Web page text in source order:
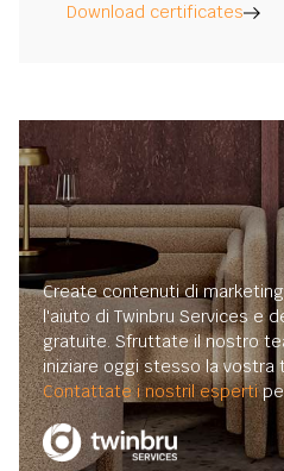
Download certificates
Create contenuti di
l'aiuto di Twinbru Services e
gratuite. Sfruttate il nostro
iniziare oggi stesso la vostra
Contattate i nostril esperti